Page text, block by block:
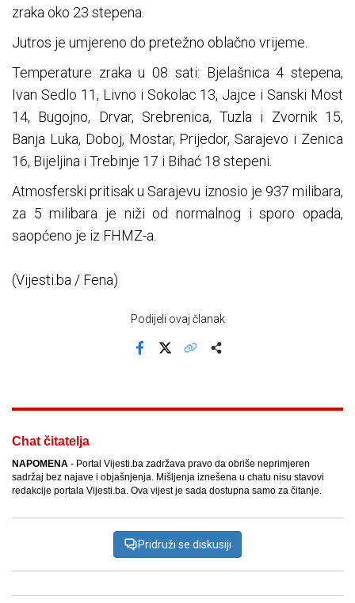
zraka oko 23 stepena.
Jutros je umjereno do pretežno oblačno vrijeme.
Temperature zraka u 08 sati: Bjelašnica 4 stepena,
Ivan Sedlo 11, Livno i Sokolac 13, Jajce i Sanski Most
14, Bugojno, Drvar, Srebrenica, Tuzla i Zvornik 15,
Banja Luka, Doboj, Mostar, Prijedor, Sarajevo i Zenica
16, Bijeljina i Trebinje 17 i Bihać 18 stepeni.
Atmosferski pritisak u Sarajevu iznosio je 937 milibara,
za 5 milibara je niži od normalnog i sporo opada,
saopćeno je iz FHMZ-a.
(Vijesti.ba / Fena)
Podijeli ovaj članak
Chat čitatelja
NAPOMENA - Portal Vijesti.ba zadržava pravo da obriše neprimjeren
sadržaj bez najave i objašnjenja. Mišljenja iznešena u chatu nisu stavovi
redakcije portala Vijesti.ba. Ova vijest je sada dostupna samo za čitanje.
Pridruži se diskusiji